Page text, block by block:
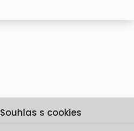
Souhlas s cookies